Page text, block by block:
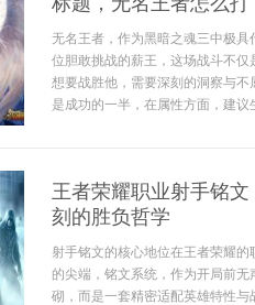
无名王者，作为黑暗之魂三中极
位胆敢挑战的薪王，这场战斗不
想要战胜他，需要深刻的洞察与
是成功的一半，在属性方面，建
王者荣耀职业射手铭
刻的胜负哲学
射手铭文的核心地位在王者荣耀
的尖端，铭文系统，作为开局前
砌，而是一套精密适配英雄特性